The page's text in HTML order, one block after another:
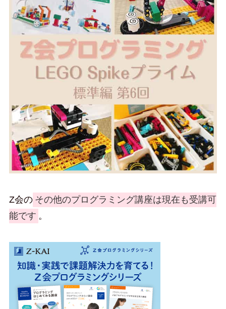
Z会の その他のプログラミング講座は現在も受講可
能です 。